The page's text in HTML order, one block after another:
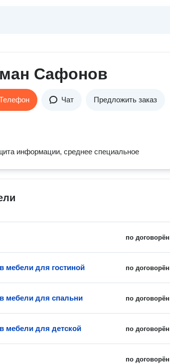
Сафонов
Чат Предложить заказ
информации, среднее специальное
по
по
мебели для гостиной
по
мебели для спальни
по
мебели для детской
по